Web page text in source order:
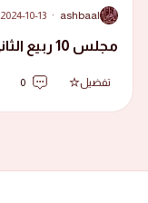
A
ashbaal
·
2024-10-13
مجلس 10 ربيع الثاني 1446 هجرية
تفضيل 0